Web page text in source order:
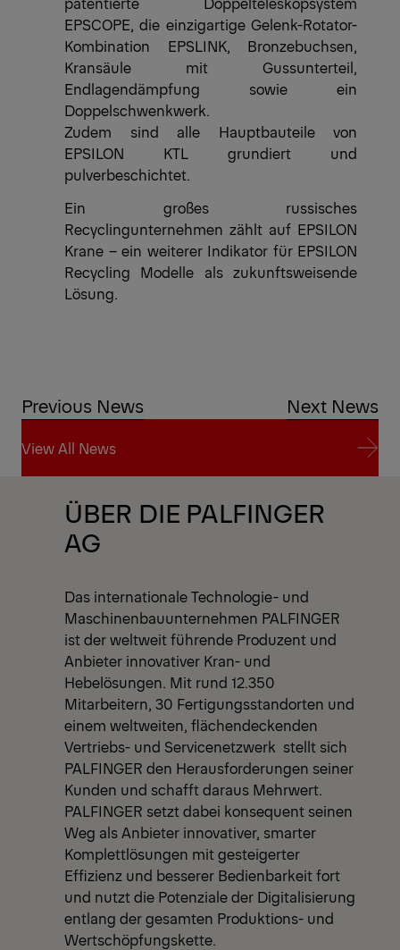
EPSCOPE, die einzigartige Gelenk-Rotator-
Kombination EPSLINK, Bronzebuchsen,
Kransäule mit Gussunterteil,
Endlagendämpfung sowie ein
Doppelschwenkwerk.
Zudem sind alle Hauptbauteile von
EPSILON KTL grundiert und
pulverbeschichtet.
Ein großes russisches
Recyclingunternehmen zählt auf EPSILON
Krane – ein weiterer Indikator für EPSILON
Recycling Modelle als zukunftsweisende
Lösung.
Previous News Next News
View All News
View All News
ÜBER DIE PALFINGER
AG
Das internationale Technologie- und
Maschinenbauunternehmen PALFINGER
ist der weltweit führende Produzent und
Anbieter innovativer Kran- und
Hebelösungen. Mit rund 12.350
Mitarbeitern, 30 Fertigungsstandorten und
einem weltweiten, flächendeckenden
Vertriebs- und Servicenetzwerk stellt sich
PALFINGER den Herausforderungen seiner
Kunden und schafft daraus Mehrwert.
PALFINGER setzt dabei konsequent seinen
Weg als Anbieter innovativer, smarter
Komplettlösungen mit gesteigerter
Effizienz und besserer Bedienbarkeit fort
und nutzt die Potenziale der Digitalisierung
entlang der gesamten Produktions- und
Wertschöpfungskette.